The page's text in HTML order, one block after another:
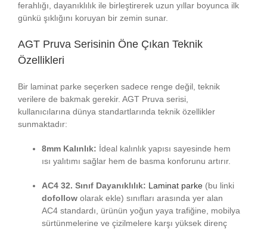
ferahlığı, dayanıklılık ile birleştirerek uzun yıllar boyunca ilk
günkü şıklığını koruyan bir zemin sunar.
AGT Pruva Serisinin Öne Çıkan Teknik
Özellikleri
Bir laminat parke seçerken sadece renge değil, teknik
verilere de bakmak gerekir. AGT Pruva serisi,
kullanıcılarına dünya standartlarında teknik özellikler
sunmaktadır:
8mm Kalınlık: İdeal kalınlık yapısı sayesinde hem
ısı yalıtımı sağlar hem de basma konforunu artırır.
AC4 32. Sınıf Dayanıklılık: Laminat parke(bu linki
dofollowolarak ekle) sınıfları arasında yer alan
AC4 standardı, ürünün yoğun yaya trafiğine, mobilya
sürtünmelerine ve çizilmelere karşı yüksek direnç